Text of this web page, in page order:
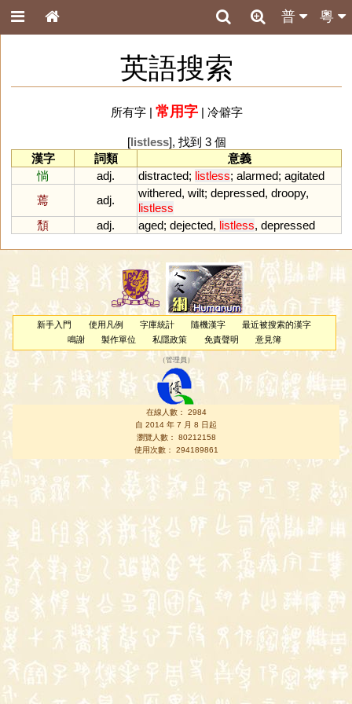
粵
普
英語搜索
所有字| 常用字| 冷僻字
[listless], 找到 3 個
漢字
詞類
意義
惝
adj. distracted; listless; alarmed; agitated
蔫
adj.
withered, wilt; depressed, droopy,
listless
頹
adj. aged; dejected, listless, depressed
新手入門 使用凡例 字庫統計 隨機漢字
最近被搜索的漢字
鳴謝
製作單位 私隱政策 免責聲明 意見簿
（管理員 ）
在線人數： 2984
自 2014 年 7 月 8 日起
瀏覽人數： 80212158
使用次數： 294189861